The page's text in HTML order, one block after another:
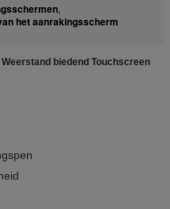
,
het aanrakingsscherm
biedend Touchscreen